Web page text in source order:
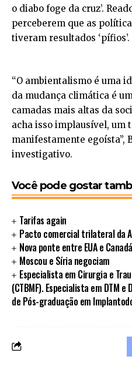
o diabo foge da cruz’.
perceberem que as
tiveram resultados ‘pífios’.
“O ambientalismo é uma
da mudança climática é
camadas mais altas da
acha isso implausível, um
manifestamente egoísta”,
investigativo.
Você pode gostar
Tarifas again
Pacto comercial trilateral da
Nova ponte entre EUA e Canadá
Moscou e Síria negociam
Especialista em Cirurgia e
(CTBMF). Especialista em DTM
de Pós-graduação em